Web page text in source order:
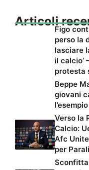
Articoli
Figo
perso la
lasciare
il calcio’
protesta
Beppe
giovani
Verso la
Calcio:
Afc
per